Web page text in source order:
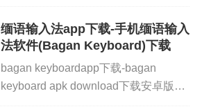
读，国漫、欧漫、韩漫、日漫，玄幻、
奇幻、权谋、动作、竞技、格斗、武
缅语输入法app下载-手机缅语输入
法软件(Bagan Keyboard)下载
bagan keyboardapp下载-bagan
keyboard apk download下载安卓版当